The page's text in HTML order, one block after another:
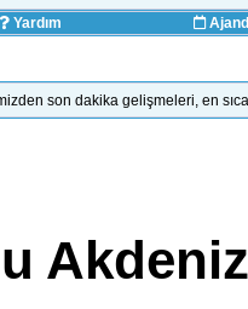
Yardım
son dakika gelişmeleri, en
Akdeniz